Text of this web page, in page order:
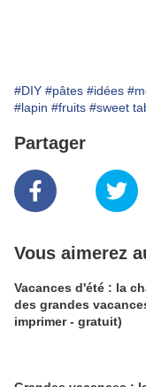
#DIY #pâtes #idées
#lapin #fruits #sweet
Partager
Vous aimerez
Vacances d'été : la
des grandes
imprimer - gratuit)